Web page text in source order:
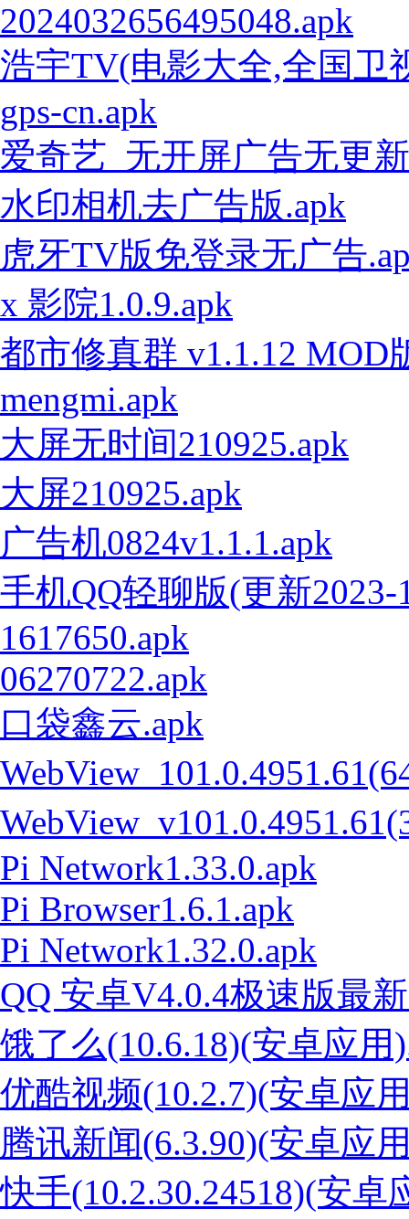
2024032656495048.apk
浩宇TV(电影大全,全国卫
gps-cn.apk
爱奇艺_无开屏广告无更
水印相机去广告版.apk
虎牙TV版免登录无广告
x 影院1.0.9.apk
都市修真群 v1.1.12 MOD
mengmi.apk
大屏无时间210925.apk
大屏210925.apk
广告机0824v1.1.1.apk
手机QQ轻聊版(更新2023-
1617650.apk
06270722.apk
口袋鑫云.apk
Pi Network1.33.0.apk
Pi Browser1.6.1.apk
Pi Network1.32.0.apk
QQ 安卓V4.0.4极速版最
饿了么(10.6.18)(安卓应用
优酷视频(10.2.7)(安卓应
腾讯新闻(6.3.90)(安卓应
快手(10.2.30.24518)(安卓